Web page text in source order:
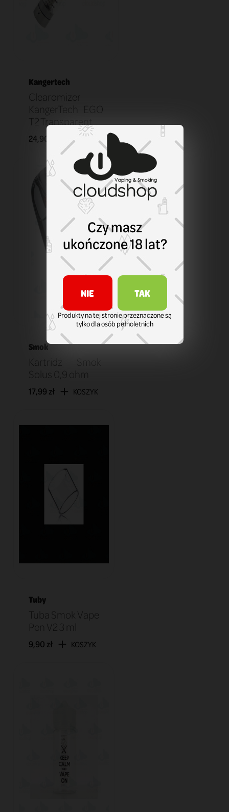
Kangertech
Clearomizer
KangerTech EGO
T2 Transparent
24,90 zł KOSZYK
Smok
Kartridż Smok
Solus 0,9 ohm
17,99 zł KOSZYK
Tuby
Tuba Smok Vape
Pen V2 3 ml
9,90 zł KOSZYK
Czy masz
ukończone 18 lat?
NIE TAK
Produkty na tej stronie przeznaczone są
tylko dla osób pełnoletnich